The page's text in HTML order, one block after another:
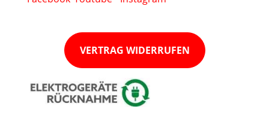
VERTRAG WIDERRUFEN